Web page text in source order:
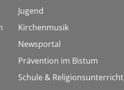
Jugend
Kirchenmusik
Newsportal
Prävention im Bistum
Schule & Religionsunterricht